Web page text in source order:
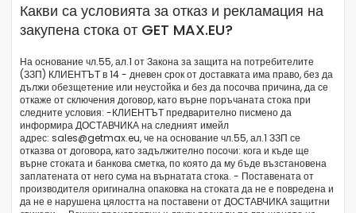
Какви са условията за отказ и рекламация на
закупена стока от GET MAX.EU?
На основание чл.55, ал.1 от Закона за защита на потребителите
(ЗЗП) КЛИЕНТЪТ в 14 - дневен срок от доставката има право, без да
дължи обезщетение или неустойка и без да посочва причина, да се
откаже от сключения договор, като върне поръчаната стока при
следните условия: -КЛИЕНТЪТ предварително писмено да
информира ДОСТАВЧИКА на следният имейл
адрес: sales@getmax.eu, че на основание чл.55, ал.1 ЗЗП се
отказва от договора, като задължително посочи: кога и къде ще
върне стоката и банкова сметка, по която да му бъде възстановена
заплатената от него сума на върнатата стока. - Поставената от
производителя оригинална опаковка на стоката да не е повредена и
да не е нарушена цялостта на поставени от ДОСТАВЧИКА защитни